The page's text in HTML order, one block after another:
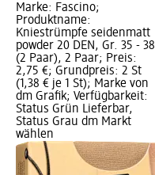
Marke: Fascino;
Produktname:
Kniestrümpfe seidenmatt
powder 20 DEN, Gr. 35 - 38
(2 Paar), 2 Paar; Preis:
2,75 €; Grundpreis: 2 St
(1,38 € je 1 St); Marke von
dm Grafik; Verfügbarkeit:
Status Grün Lieferbar,
Status Grau dm Markt
wählen